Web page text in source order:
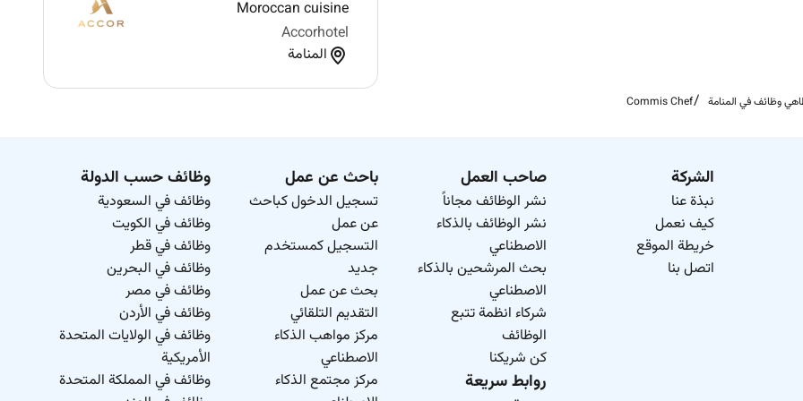
Moroccan cuisine
Accorhotel
المنامة
وظائف في المنامة Commis Chef
الشركة
نبذة عنا
كيف نعمل
خريطة الموقع
اتصل بنا
صاحب العمل
نشر الوظائف مجاناً
نشر الوظائف بالذكاء
الاصطناعي
بحث المرشحين بالذكاء
الاصطناعي
شركاء انظمة تتبع
الوظائف
كن شريكنا
روابط سريعة
باحث عن عمل
تسجيل الدخول كباحث
عن عمل
التسجيل كمستخدم
جديد
بحث عن عمل
التقديم التلقائي
مركز مواهب الذكاء
الاصطناعي
مركز مجتمع الذكاء
وظائف حسب الدولة
وظائف في السعودية
وظائف في الكويت
وظائف في قطر
وظائف في البحرين
وظائف في مصر
وظائف في الأردن
وظائف في الولايات المتحدة
الأمريكية
وظائف في المملكة المتحدة